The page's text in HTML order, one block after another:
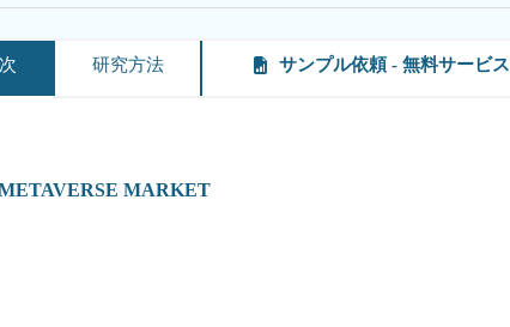
研究方法 サンプル依頼 - 無料サービス
MARKET